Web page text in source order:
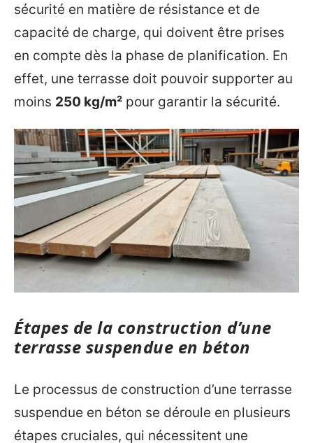
sécurité en matière de résistance et de
capacité de charge, qui doivent être prises
en compte dès la phase de planification. En
effet, une terrasse doit pouvoir supporter au
moins 250 kg/m² pour garantir la sécurité.
Étapes de la construction d’une
terrasse suspendue en béton
Le processus de construction d’une terrasse
suspendue en béton se déroule en plusieurs
étapes cruciales, qui nécessitent une